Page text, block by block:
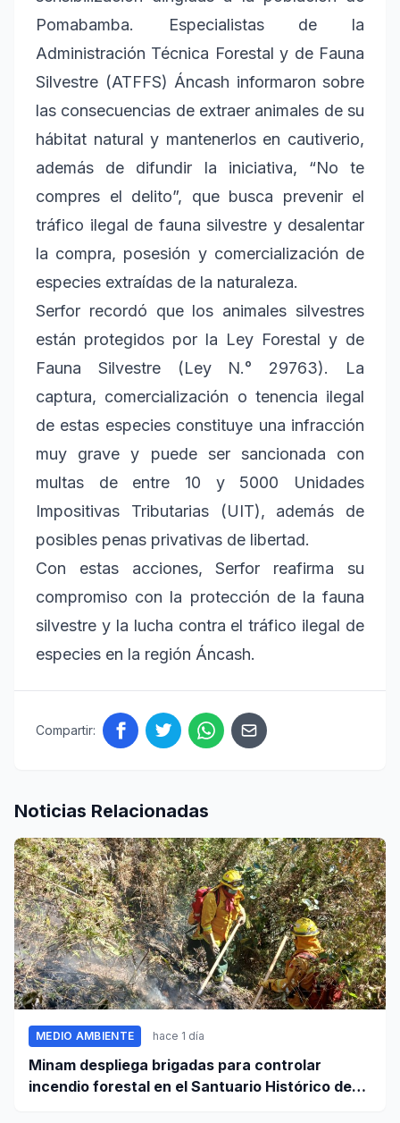
Pomabamba. Especialistas de la
Administración Técnica Forestal y de Fauna
Silvestre (ATFFS) Áncash informaron sobre
las consecuencias de extraer animales de su
hábitat natural y mantenerlos en cautiverio,
además de difundir la iniciativa, “No te
compres el delito”, que busca prevenir el
tráfico ilegal de fauna silvestre y desalentar
la compra, posesión y comercialización de
especies extraídas de la naturaleza.
Serfor recordó que los animales silvestres
están protegidos por la Ley Forestal y de
Fauna Silvestre (Ley N.° 29763). La
captura, comercialización o tenencia ilegal
de estas especies constituye una infracción
muy grave y puede ser sancionada con
multas de entre 10 y 5000 Unidades
Impositivas Tributarias (UIT), además de
posibles penas privativas de libertad.
Con estas acciones, Serfor reafirma su
compromiso con la protección de la fauna
silvestre y la lucha contra el tráfico ilegal de
especies en la región Áncash.
Compartir:
Noticias Relacionadas
MEDIO AMBIENTE hace 1 día
Minam despliega brigadas para controlar
incendio forestal en el Santuario Histórico de